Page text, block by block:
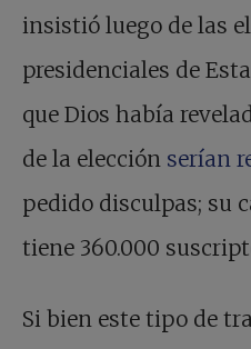
insistió luego de las
presidenciales de
que Dios había
de la elección serían
pedido disculpas; su
tiene 360.000
Si bien este tipo de